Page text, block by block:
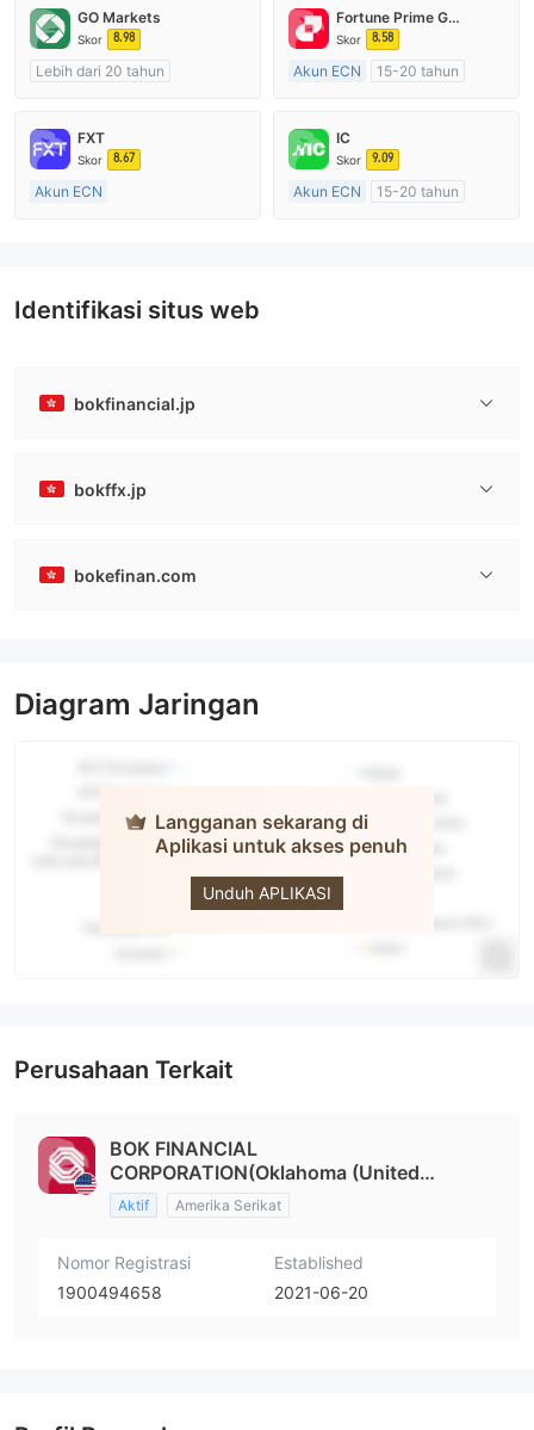
GO Markets
Skor 8.98
Lebih dari 20 tahun
Market Maker (MM)
cTrader
Fortune Prime Global
Skor 8.58
Akun ECN
15-20 tahun
Market Maker (MM)
Lisensi Penuh MT4
FXT
Skor 8.67
Akun ECN
Lisensi Penuh MT4
IC
Skor 9.09
Akun ECN
15-20 tahun
Identifikasi situs web
bokfinancial.jp
bokffx.jp
bokefinan.com
Diagram Jaringan
Langganan sekarang di
Aplikasi untuk akses penuh
Unduh APLIKASI
BOK
Perusahaan Terkait
BOK FINANCIAL
CORPORATION(Oklahoma (United
States))
Aktif Amerika Serikat
Nomor Registrasi
1900494658
Established
2021-06-20